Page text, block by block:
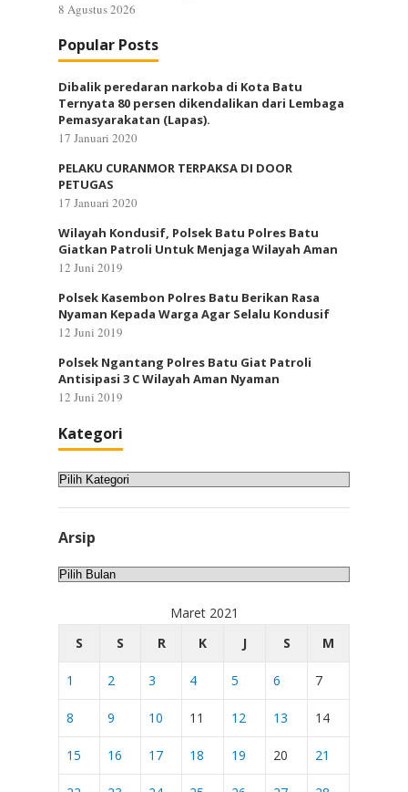
8 Agustus 2026
Popular Posts
Dibalik peredaran narkoba di Kota Batu
Ternyata 80 persen dikendalikan dari Lembaga
Pemasyarakatan (Lapas).
17 Januari 2020
PELAKU CURANMOR TERPAKSA DI DOOR
PETUGAS
17 Januari 2020
Wilayah Kondusif, Polsek Batu Polres Batu
Giatkan Patroli Untuk Menjaga Wilayah Aman
12 Juni 2019
Polsek Kasembon Polres Batu Berikan Rasa
Nyaman Kepada Warga Agar Selalu Kondusif
12 Juni 2019
Polsek Ngantang Polres Batu Giat Patroli
Antisipasi 3 C Wilayah Aman Nyaman
12 Juni 2019
Kategori
Kategori
Arsip
Arsip
Maret 2021
S
S R K J S M
1 2 3 4 5 6 7
8 9 10 11 12 13 14
15 16 17 18 19 20 21